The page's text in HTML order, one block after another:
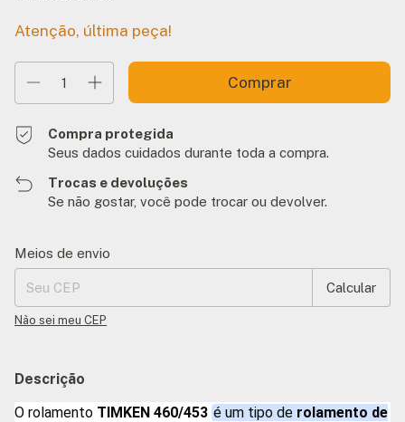
Atenção, última peça!
Compra protegida
Seus dados cuidados durante toda a compra.
Trocas e devoluções
Se não gostar, você pode trocar ou devolver.
Entregas para o CEP:
Meios de envio
Calcular
Não sei meu CEP
Descrição
O rolamento TIMKEN 460/453 é um tipo de rolamento de